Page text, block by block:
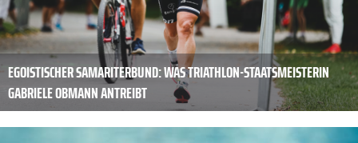
EGOISTISCHER SAMARITERBUND: WAS TRIATHLON-STAATSMEISTERIN
GABRIELE OBMANN ANTREIBT